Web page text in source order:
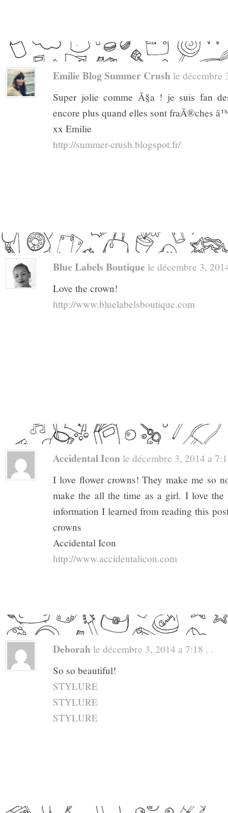
Emilie Blog Summer Crush le décembre
Super jolie comme Ã§a ! je suis fan
encore plus quand elles sont fraÃ®ches
xx Emilie
http://summer-crush.blogspot.fr/
Blue Labels Boutique le décembre 3,
Love the crown!
http://www.bluelabelsboutique.com
Accidental Icon le décembre 3, 2014 a
I love flower crowns! They make me so
make the all the time as a girl. I love
information I learned from reading this
crowns
Accidental Icon
http://www.accidentalicon.com
Deborah le décembre 3, 2014 a 7:18 . .
So so beautiful!
STYLURE
STYLURE
STYLURE